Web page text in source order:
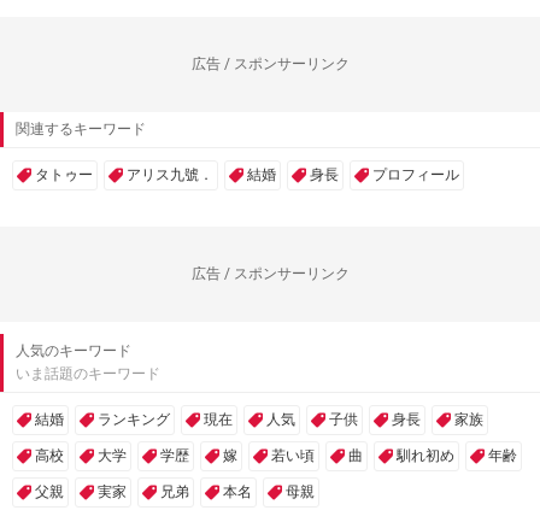
広告 / スポンサーリンク
関連するキーワード
タトゥー アリス九號． 結婚 身長 プロフィール
広告 / スポンサーリンク
人気のキーワード
いま話題のキーワード
結婚 ランキング 現在 人気 子供 身長 家族
高校 大学 学歴 嫁 若い頃 曲 馴れ初め 年齢
父親 実家 兄弟 本名 母親